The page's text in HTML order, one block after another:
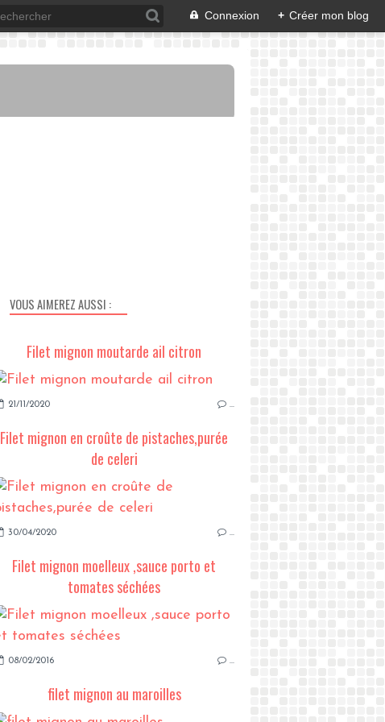
Connexion + Créer mon blog
VOUS AIMEREZ AUSSI :
Filet mignon moutarde ail citron
21/11/2020 …
Filet mignon en croûte de pistaches,purée
de celeri
30/04/2020 …
Filet mignon moelleux ,sauce porto et
tomates séchées
08/02/2016 …
filet mignon au maroilles